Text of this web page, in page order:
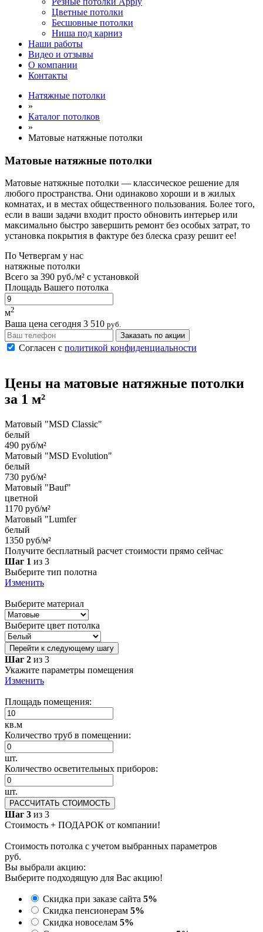
Цветные потолки
Бесшовные потолки
Ниша под карниз
Наши работы
Видео и отзывы
О компании
Контакты
Натяжные потолки
»
Каталог потолков
»
Матовые натяжные потолки
Матовые натяжные потолки
Матовые натяжные потолки — классическое решение для
любого пространства. Они одинаково хороши и в жилых
комнатах, и в местах общественного пользования. Более того,
если в ваши задачи входит просто обновить интерьер или
максимально быстро завершить ремонт без особых затрат, то
установка покрытия в фактуре без блеска сразу решит ее!
По Четвергам у нас
натяжные потолки
Всего за 390 руб./м² с установкой
Площадь Вашего потолка
м2
Ваша цена сегодня 3 510 руб.
Заказать по акции
Согласен с политикой конфиденциальности
Цены на матовые натяжные потолки
за 1 м²
Матовый "MSD Classic"
белый
490 руб/м²
Матовый "MSD Evolution"
белый
730 руб/м²
Матовый "Bauf"
цветной
1170 руб/м²
Матовый "Lumfer
белый
1350 руб/м²
Получите бесплатный расчет стоимости прямо сейчас
Шаг 1 из 3
Выберите тип полотна
Изменить
Выберите материал
Выберите цвет потолка
Перейти к следующему шагу
Шаг 2 из 3
Укажите параметры помещения
Изменить
Площадь помещения:
кв.м
Количество труб в помещении:
шт.
Количество осветительных приборов:
шт.
РАССЧИТАТЬ СТОИМОСТЬ
Шаг 3 из 3
Стоимость + ПОДАРОК от компании!
Стоимость потолка с учетом выбранных параметров
руб.
Вы выбрали акцию:
Выберите подходящую для Вас акцию!
Скидка при заказе сайта 5%
Скидка пенсионерам 5%
Скидка новоселам 5%